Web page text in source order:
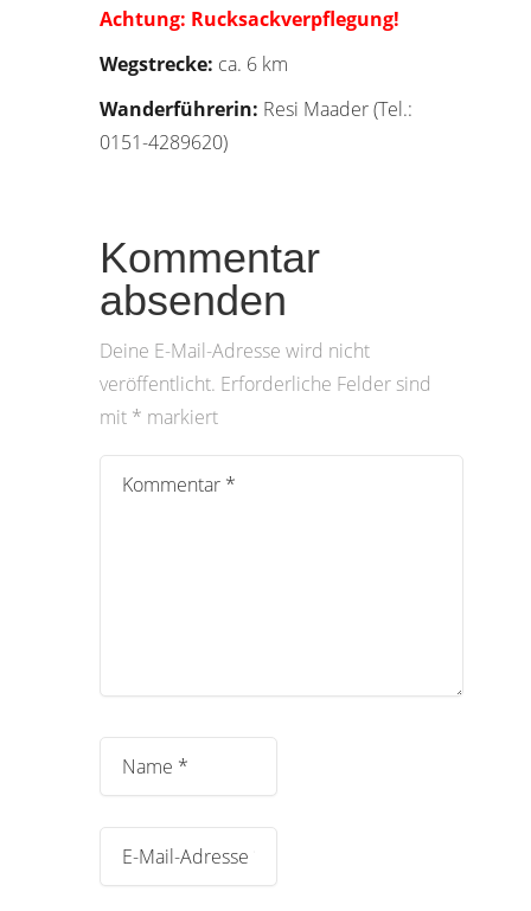
Achtung: Rucksackverpflegung!
Wegstrecke: ca. 6 km
Wanderführerin: Resi Maader (Tel.:
0151-4289620)
Kommentar
absenden
Deine E-Mail-Adresse wird nicht
veröffentlicht. Erforderliche Felder sind
mit * markiert